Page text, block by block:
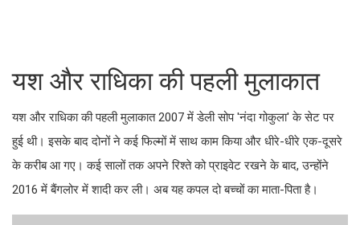
यश और राधिका की पहली मुलाकात
यश और राधिका की पहली मुलाकात 2007 में डेली सोप 'नंदा गोकुला' के सेट पर
हुई थी। इसके बाद दोनों ने कई फिल्मों में साथ काम किया और धीरे-धीरे एक-दूसरे
के करीब आ गए। कई सालों तक अपने रिश्ते को प्राइवेट रखने के बाद, उन्होंने
2016 में बैंगलोर में शादी कर ली। अब यह कपल दो बच्चों का माता-पिता है।